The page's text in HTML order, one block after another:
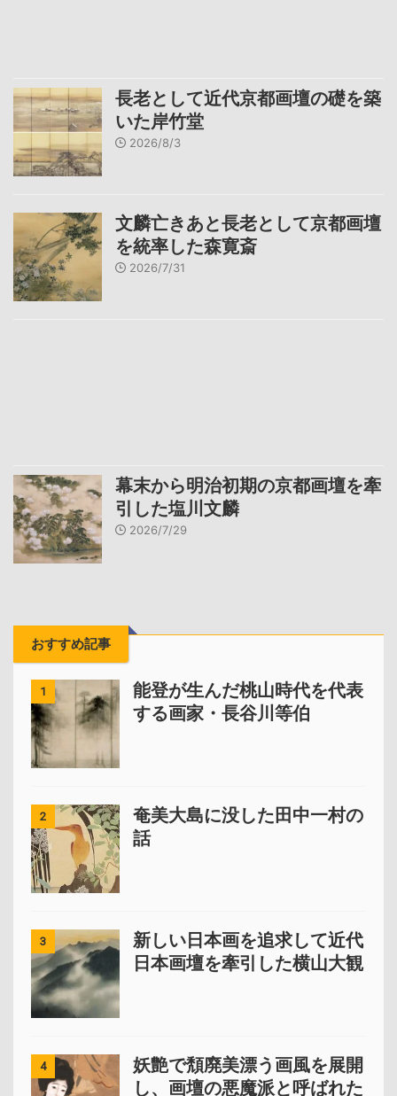
長老として近代京都画壇の礎を築
いた岸竹堂
2026/8/3
文麟亡きあと長老として京都画壇
を統率した森寛斎
2026/7/31
幕末から明治初期の京都画壇を牽
引した塩川文麟
2026/7/29
おすすめ記事
1
能登が生んだ桃山時代を代表
する画家・長谷川等伯
2
奄美大島に没した田中一村の
話
3
新しい日本画を追求して近代
日本画壇を牽引した横山大観
4
妖艶で頽廃美漂う画風を展開
し、画壇の悪魔派と呼ばれた